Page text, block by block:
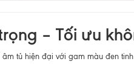
– Tối ưu
âm tủ hiện đại với gam màu đen